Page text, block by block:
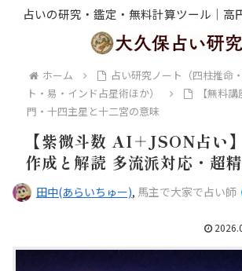
占いの研究・鑑定・無料計算ツール｜高
ホーム
占い研究ノート（四柱推命
ト・易・インド占星術ほか）
【無料
門・十四主星と十二宮の意味
【紫微斗数 AI＋JSON占い
作成と解読 多流派対応・超
田中(あらいちゅー), 馬主で大家で占い師